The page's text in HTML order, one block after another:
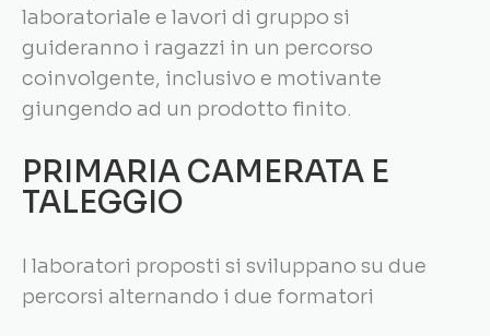
laboratoriale e lavori di gruppo si
guideranno i ragazzi in un percorso
coinvolgente, inclusivo e motivante
giungendo ad un prodotto finito.
PRIMARIA CAMERATA E
TALEGGIO
I laboratori proposti si sviluppano su due
percorsi alternando i due formatori